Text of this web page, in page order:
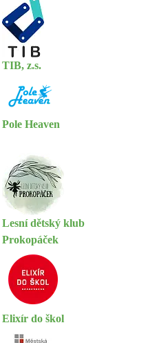
TIB, z.s.
Pole Heaven
Lesní dětský klub
Prokopáček
Elixír do škol